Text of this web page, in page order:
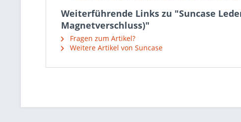
Weiterführende Links zu "Suncase
Magnetverschluss)"
Fragen zum Artikel?
Weitere Artikel von Suncase